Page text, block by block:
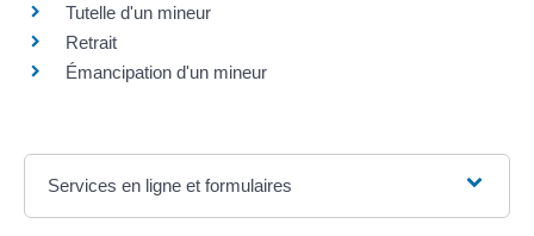
Tutelle d'un mineur
Retrait
Émancipation d'un mineur
Services en ligne et formulaires